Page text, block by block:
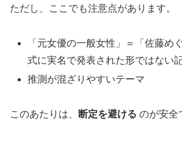
ただし、ここでも注意点があります。
「元女優の一般女性」＝「佐藤め
式に実名で発表された形ではない
推測が混ざりやすいテーマ
このあたりは、 断定を避ける のが安全